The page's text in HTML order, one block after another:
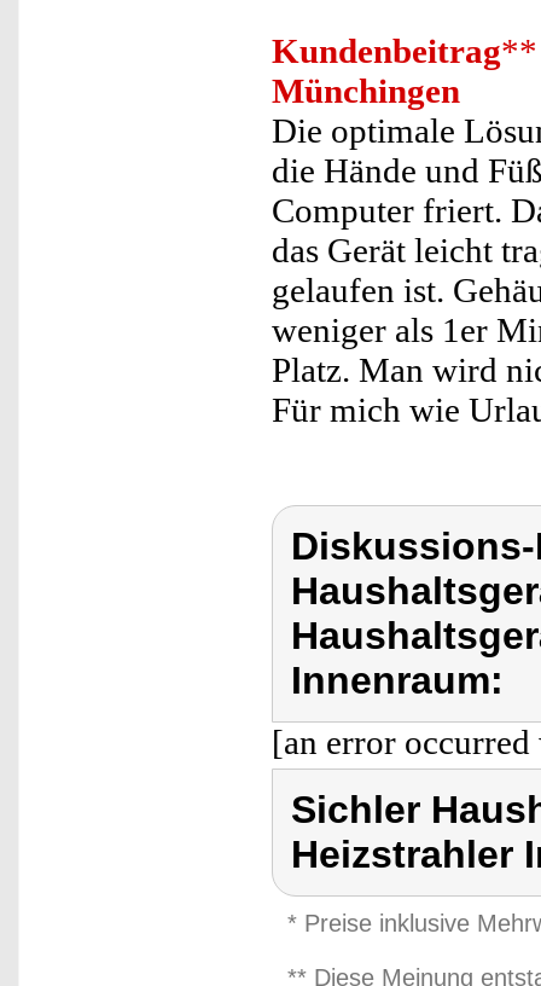
Kundenbeitrag**
Münchingen
Die optimale
die Hände und
Computer friert.
das Gerät leicht
gelaufen ist.
weniger als 1er
Platz. Man wird
Für mich wie
Innenraum:
[an error
Sichler
Heizstrahler
* Preise inklusive
** Diese Meinung